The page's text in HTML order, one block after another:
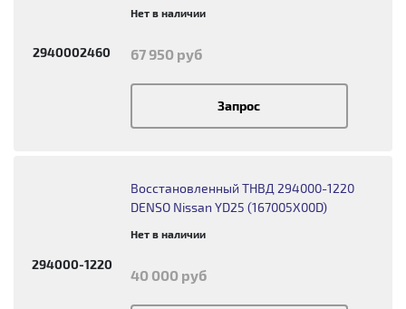
2940002460
Нет в наличии
67 950 руб
Запрос
294000-1220
Восстановленный ТНВД 294000-1220
DENSO Nissan YD25 (167005X00D)
Нет в наличии
40 000 руб